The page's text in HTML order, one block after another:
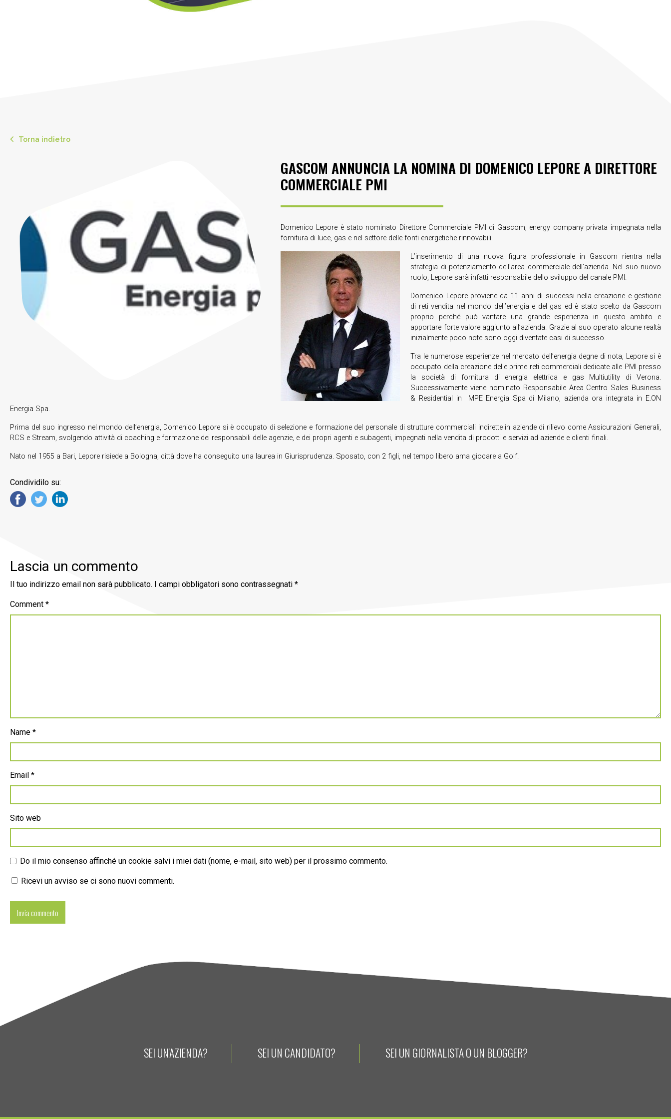
Torna indietro
GASCOM ANNUNCIA LA NOMINA DI DOMENICO LEPORE A DIRETTORE
COMMERCIALE PMI
Domenico Lepore è stato nominato Direttore Commerciale PMI di Gascom, energy company privata impegnata nella
fornitura di luce, gas e nel settore delle fonti energetiche rinnovabili.
L’inserimento di una nuova figura professionale in Gascom rientra nella
strategia di potenziamento dell’area commerciale dell’azienda. Nel suo nuovo
ruolo, Lepore sarà infatti responsabile dello sviluppo del canale PMI.
Domenico Lepore proviene da 11 anni di successi nella creazione e gestione
di reti vendita nel mondo dell’energia e del gas ed è stato scelto da Gascom
proprio perché può vantare una grande esperienza in questo ambito e
apportare forte valore aggiunto all’azienda. Grazie al suo operato alcune realtà
inizialmente poco note sono oggi diventate casi di successo.
Tra le numerose esperienze nel mercato dell’energia degne di nota, Lepore si è
occupato della creazione delle prime reti commerciali dedicate alle PMI presso
la società di fornitura di energia elettrica e gas Multiutility di Verona.
Successivamente viene nominato Responsabile Area Centro Sales Business
& Residential in MPE Energia Spa di Milano, azienda ora integrata in E.ON
Energia Spa.
Prima del suo ingresso nel mondo dell’energia, Domenico Lepore si è occupato di selezione e formazione del personale di strutture commerciali indirette in aziende di rilievo come Assicurazioni Generali,
RCS e Stream, svolgendo attività di coaching e formazione dei responsabili delle agenzie, e dei propri agenti e subagenti, impegnati nella vendita di prodotti e servizi ad aziende e clienti finali.
Nato nel 1955 a Bari, Lepore risiede a Bologna, città dove ha conseguito una laurea in Giurisprudenza. Sposato, con 2 figli, nel tempo libero ama giocare a Golf.
Condividilo su:
Lascia un commento
Il tuo indirizzo email non sarà pubblicato. I campi obbligatori sono contrassegnati *
Comment *
Name *
Email *
Sito web
Do il mio consenso affinché un cookie salvi i miei dati (nome, e-mail, sito web) per il prossimo commento.
Ricevi un avviso se ci sono nuovi commenti.
SEI UN'AZIENDA? SEI UN CANDIDATO? SEI UN GIORNALISTA O UN BLOGGER?